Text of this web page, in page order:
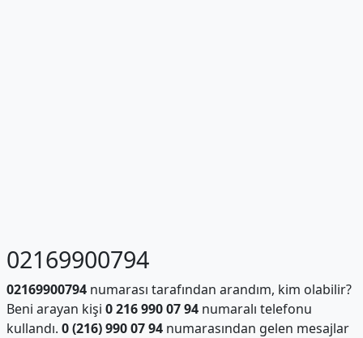
02169900794
02169900794numarası tarafından arandım, kim olabilir?
Beni arayan kişi 0 216 990 07 94numaralı telefonu
kullandı. 0 (216) 990 07 94numarasından gelen mesajlar